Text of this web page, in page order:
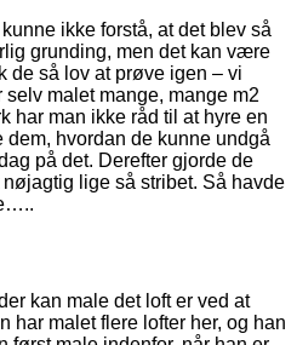
ikke forstå, at det blev så
grunding, men det kan være
de så lov at prøve igen – vi
malet mange, mange m2
har man ikke råd til at hyre en
dem, hvordan de kunne undgå
på det. Derefter gjorde de
lige så stribet. Så havde
kan male det loft er ved at
har malet flere lofter her, og han